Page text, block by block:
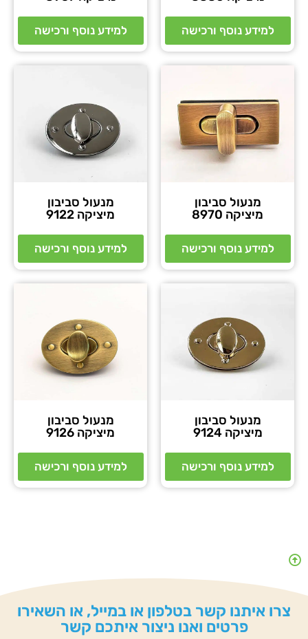
למידע נוסף ורכישה למידע נוסף ורכישה
מנעול סביבון
מיציקה 8970
למידע נוסף ורכישה
מנעול סביבון
מיציקה 9122
למידע נוסף ורכישה
מנעול סביבון
מיציקה 9124
למידע נוסף ורכישה
מנעול סביבון
מיציקה 9126
למידע נוסף ורכישה
צרו איתנו קשר בטלפון או במייל, או השאירו
פרטים ואנו ניצור איתכם קשר